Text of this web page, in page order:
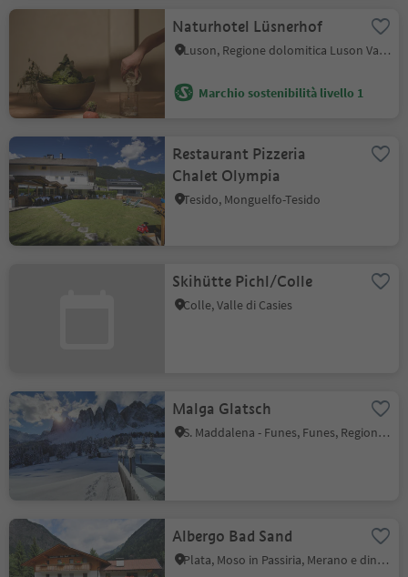
Naturhotel Lüsnerhof
Luson, Regione dolomitica Luson Val di Funes
Marchio sostenibilità livello 1
Restaurant Pizzeria
Chalet Olympia
Tesido, Monguelfo-Tesido
Skihütte Pichl/Colle
Colle, Valle di Casies
Malga Glatsch
S. Maddalena - Funes, Funes, Regione dolomitica Luson Val di Funes
Albergo Bad Sand
Plata, Moso in Passiria, Merano e dintorni